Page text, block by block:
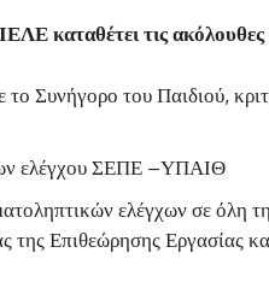
καταθέτει τις ακόλουθες
Συνήγορο του Παιδιού,
ελέγχου ΣΕΠΕ –ΥΠΑΙΘ
ελέγχων σε όλη
της Επιθεώρησης Εργασίας